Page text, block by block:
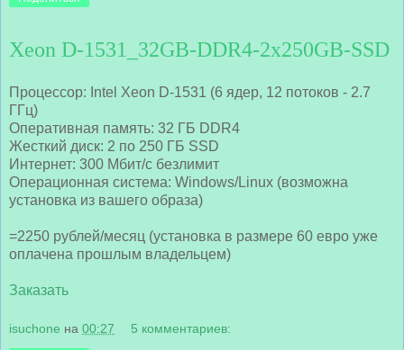
Xeon D-1531_32GB-DDR4-2x250GB-SSD
Процессор: Intel Xeon D-1531 (6 ядер, 12 потоков - 2.7
ГГц)
Оперативная память: 32 ГБ DDR4
Жесткий диск: 2 по 250 ГБ SSD
Интернет: 300 Мбит/с безлимит
Операционная система: Windows/Linux (возможна
установка из вашего образа)
=2250 рублей/месяц (установка в размере 60 евро уже
оплачена прошлым владельцем)
Заказать
isuchone на 00:27 5 комментариев: